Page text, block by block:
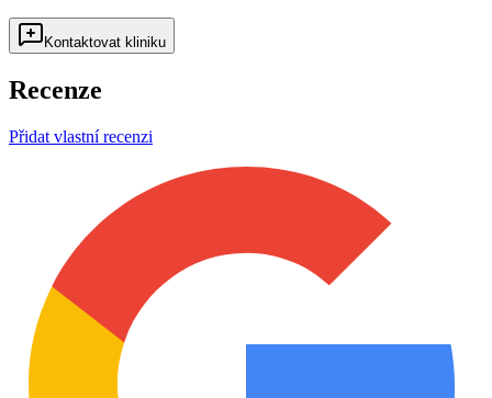
Kontaktovat kliniku
Recenze
Přidat vlastní recenzi